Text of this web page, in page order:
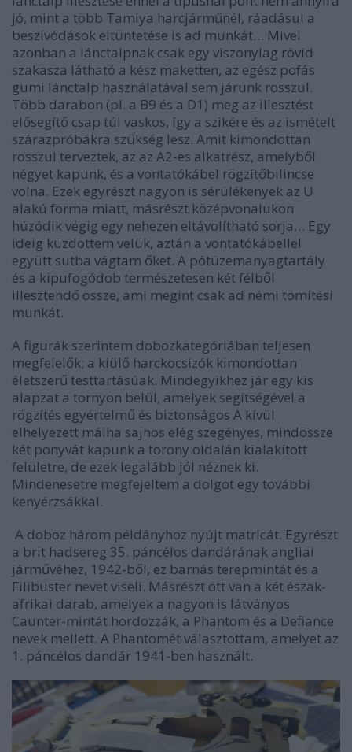
jó, mint a több Tamiya harcjárműnél, ráadásul a
beszívódások eltüntetése is ad munkát… Mivel
azonban a lánctalpnak csak egy viszonylag rövid
szakasza látható a kész maketten, az egész pofás
gumi lánctalp használatával sem járunk rosszul.
Több darabon (pl. a B9 és a D1) meg az illesztést
elősegítő csap túl vaskos, így a szikére és az ismételt
szárazpróbákra szükség lesz. Amit kimondottan
rosszul terveztek, az az A2-es alkatrész, amelyből
négyet kapunk, és a vontatókábel rögzítőbilincse
volna. Ezek egyrészt nagyon is sérülékenyek az U
alakú forma miatt, másrészt középvonalukon
húzódik végig egy nehezen eltávolítható sorja… Egy
ideig küzdöttem velük, aztán a vontatókábellel
együtt sutba vágtam őket. A pótüzemanyagtartály
és a kipufogódob természetesen két félből
illesztendő össze, ami megint csak ad némi tömítési
munkát.
A figurák szerintem dobozkategóriában teljesen
megfelelők; a kiülő harckocsizók kimondottan
életszerű testtartásúak. Mindegyikhez jár egy kis
alapzat a tornyon belül, amelyek segítségével a
rögzítés egyértelmű és biztonságos A kívül
elhelyezett málha sajnos elég szegényes, mindössze
két ponyvát kapunk a torony oldalán kialakított
felületre, de ezek legalább jól néznek ki.
Mindenesetre megfejeltem a dolgot egy további
kenyérzsákkal.
A doboz három példányhoz nyújt matricát. Egyrészt
a brit hadsereg 35. páncélos dandárának angliai
járművéhez, 1942-ből, ez barnás terepmintát és a
Filibuster nevet viseli. Másrészt ott van a két észak-
afrikai darab, amelyek a nagyon is látványos
Caunter-mintát hordozzák, a Phantom és a Defiance
nevek mellett. A Phantomét választottam, amelyet az
1. páncélos dandár 1941-ben használt.